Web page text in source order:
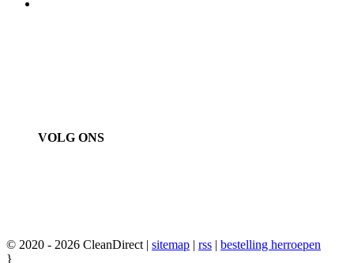
VOLG ONS
© 2020 - 2026 CleanDirect | sitemap | rss | bestelling herroepen
}